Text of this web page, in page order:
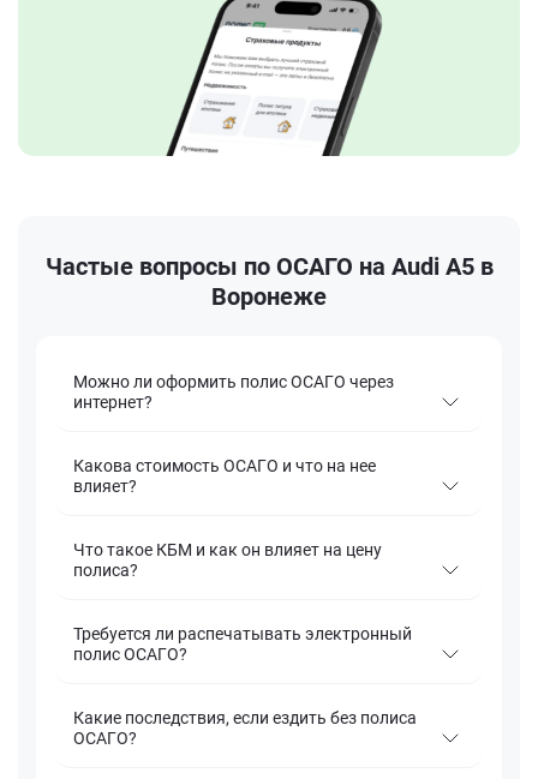
Частые вопросы по ОСАГО на Audi A5 в
Воронеже
Можно ли оформить полис ОСАГО через
интернет?
Какова стоимость ОСАГО и что на нее
влияет?
Что такое КБМ и как он влияет на цену
полиса?
Требуется ли распечатывать электронный
полис ОСАГО?
Какие последствия, если ездить без полиса
ОСАГО?